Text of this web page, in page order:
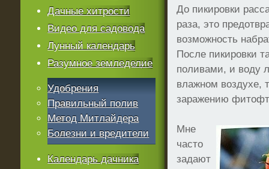
До пикировки
раза, это
возможность
После пикировки
поливами, и воду
влажном воздухе,
заражению
Мне
часто
задают
Дачные хитрости
Видео для садовода
Лунный календарь
Разумное земледелие
Удобрения
Правильный полив
Метод Митлайдера
Болезни и вредители
Календарь дачника